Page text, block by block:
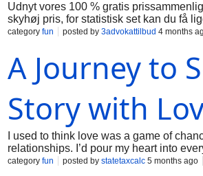
Udnyt vores 100 % gratis
skyhøj pris, for statistisk set kan du få
(blandt andet Have & Park Service)
træfældningsfirma for eksempel i
adgang til dine kontaktoplysninger og
Frederikssund klarer pålidelige
category fun posted by 3advokattilbud 4 months
A Journey to
Story with
I used to think love was a game of
relationships. I’d pour my heart into
generic MBTI tests before, but their
category fun posted by statetaxcalc 5 months ago